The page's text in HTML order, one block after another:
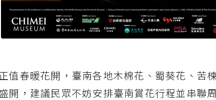
值春暖花開，臺南各地木棉花、蜀葵花、苦
開，建議民眾不妨安排臺南賞花行程並串聯